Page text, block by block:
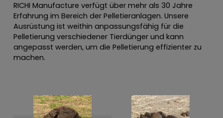
RICHI Manufacture verfügt über mehr als 30 Jahre
Erfahrung im Bereich der Pelletieranlagen. Unsere
Ausrüstung ist weithin anpassungsfähig für die
Pelletierung verschiedener Tierdünger und kann
angepasst werden, um die Pelletierung effizienter zu
machen.